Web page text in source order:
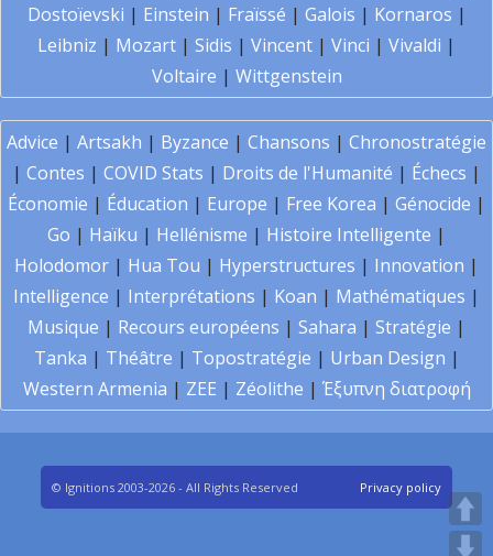
Dostoïevski | Einstein | Fraïssé | Galois | Kornaros |
Leibniz | Mozart | Sidis | Vincent | Vinci | Vivaldi |
Voltaire | Wittgenstein
Advice | Artsakh | Byzance | Chansons | Chronostratégie
| Contes | COVID Stats | Droits de l'Humanité | Échecs |
Économie | Éducation | Europe | Free Korea | Génocide |
Go | Haïku | Hellénisme | Histoire Intelligente |
Holodomor | Hua Tou | Hyperstructures | Innovation |
Intelligence | Interprétations | Koan | Mathématiques |
Musique | Recours européens | Sahara | Stratégie |
Tanka | Théâtre | Topostratégie | Urban Design |
Western Armenia | ZEE | Zéolithe | Έξυπνη διατροφή
© Ignitions 2003-2026 - All Rights Reserved Privacy policy